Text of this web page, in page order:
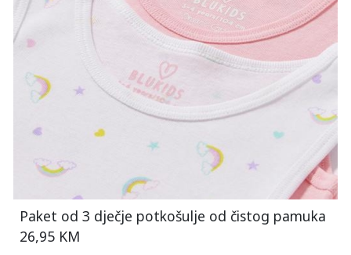
Paket od 3 dječje potkošulje od čistog pamuka
26,95 KM